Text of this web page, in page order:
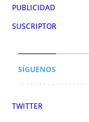
PUBLICIDAD
SUSCRIPTOR
SÍGUENOS
TWITTER